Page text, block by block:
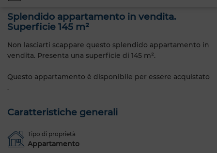
Splendido appartamento in vendita.
Superficie 145 m²
Non lasciarti scappare questo splendido appartamento in
vendita. Presenta una superficie di 145 m².
Questo appartamento è disponibile per essere acquistato
.
Caratteristiche generali
Tipo di proprietà
Appartamento